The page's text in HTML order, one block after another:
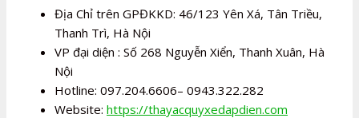
Địa Chỉ trên GPĐKKD: 46/123 Yên Xá, Tân Triều,
Thanh Trì, Hà Nội
VP đại diện : Số 268 Nguyễn Xiển, Thanh Xuân, Hà
Nội
Hotline: 097.204.6606– 0943.322.282
Website: https://thayacquyxedapdien.com